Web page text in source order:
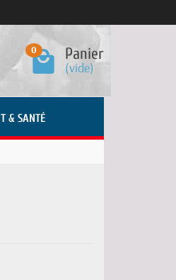
0 Panier
(vide)
& SANTÉ